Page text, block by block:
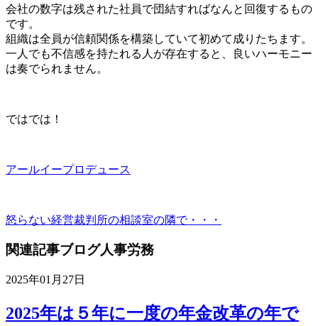
会社の数字は残された社員で団結すればなんと回復するもの
です。
組織は全員が信頼関係を構築していて初めて成りたちます。
一人でも不信感を持たれる人が存在すると、良いハーモニー
は奏でられません。
ではでは！
アールイープロデュース
怒らない経営裁判所の相談室の隣で・・・
関連記事ブログ人事労務
2025年01月27日
2025年は５年に一度の年金改革の年で